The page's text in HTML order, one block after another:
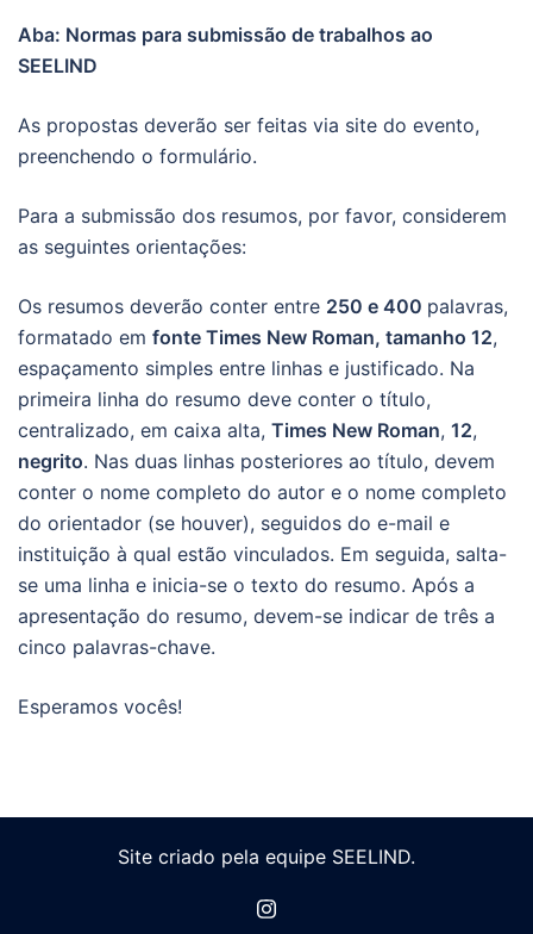
Aba: Normas para submissão de trabalhos ao
SEELIND
As propostas deverão ser feitas via site do evento,
preenchendo o formulário.
Para a submissão dos resumos, por favor, considerem
as seguintes orientações:
Os resumos deverão conter entre 250 e 400 palavras,
formatado em fonte Times New Roman, tamanho 12,
espaçamento simples entre linhas e justificado. Na
primeira linha do resumo deve conter o título,
centralizado, em caixa alta, Times New Roman, 12,
negrito. Nas duas linhas posteriores ao título, devem
conter o nome completo do autor e o nome completo
do orientador (se houver), seguidos do e-mail e
instituição à qual estão vinculados. Em seguida, salta-
se uma linha e inicia-se o texto do resumo. Após a
apresentação do resumo, devem-se indicar de três a
cinco palavras-chave.
Esperamos vocês!
Site criado pela equipe SEELIND.